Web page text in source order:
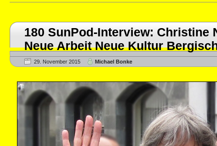
180 SunPod-Interview: Christine
Neue Arbeit Neue Kultur
29. November 2015 Michael Bonke